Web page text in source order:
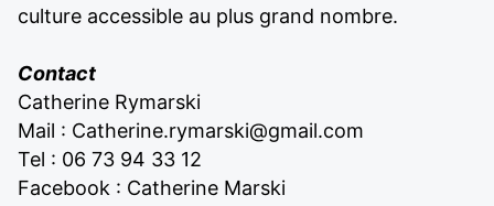
culture accessible au plus grand nombre.
Contact
Catherine Rymarski
Mail : Catherine.rymarski@gmail.com
Tel : 06 73 94 33 12
Facebook : Catherine Marski